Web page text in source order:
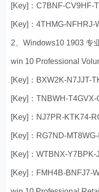
[Key]：C7BNF-CV9HF-
[Key]：4THMG-NFHRJ-
2、Windows10 1903 专
win 10 Professional
[Key]：BXW2K-N7JJT-
[Key]：TNBWH-
[Key]：NJ7PR-KTK74-
[Key]：RG7ND-
[Key]：WTBNX-
[Key]：FMH4B-BNFJ7-